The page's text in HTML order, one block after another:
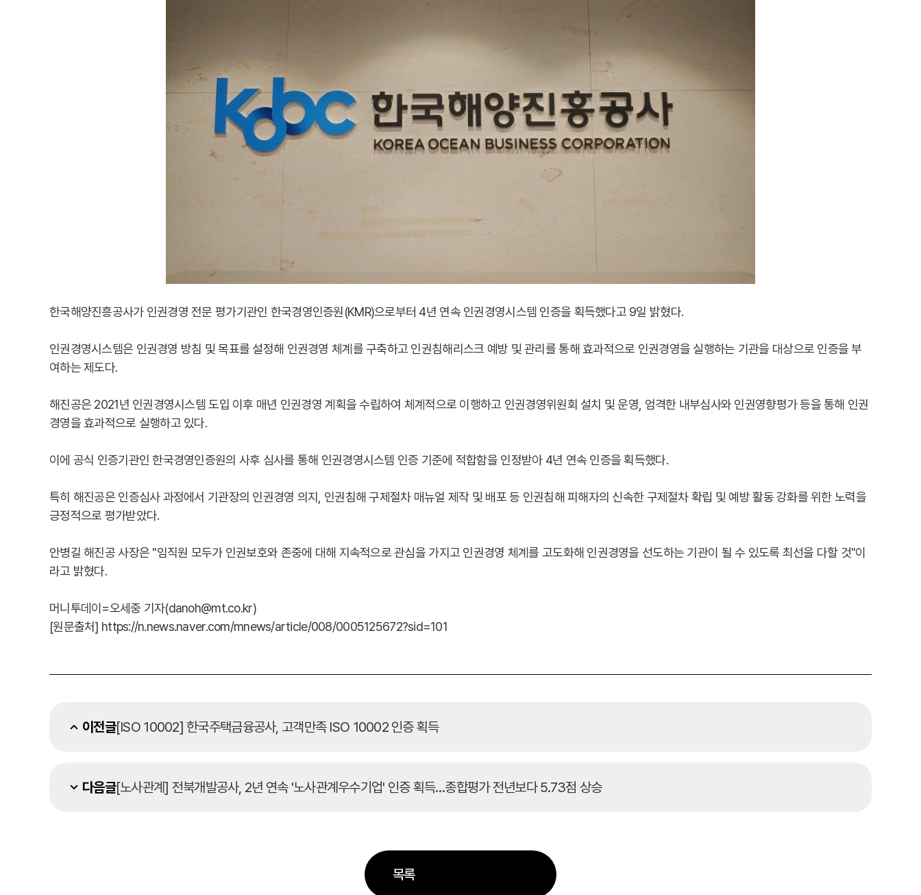
한국해양진흥공사가 인권경영 전문 평가기관인 한국경영인증원(KMR)으로부터 4년 연속 인권경영시스템 인증을 획득했다고 9일 밝혔다.
인권경영시스템은 인권경영 방침 및 목표를 설정해 인권경영 체계를 구축하고 인권침해리스크 예방 및 관리를 통해 효과적으로 인권경영을 실행하는 기관을 대상으로 인증을 부
여하는 제도다.
해진공은 2021년 인권경영시스템 도입 이후 매년 인권경영 계획을 수립하여 체계적으로 이행하고 인권경영위원회 설치 및 운영, 엄격한 내부심사와 인권영향평가 등을 통해 인권
경영을 효과적으로 실행하고 있다.
이에 공식 인증기관인 한국경영인증원의 사후 심사를 통해 인권경영시스템 인증 기준에 적합함을 인정받아 4년 연속 인증을 획득했다.
특히 해진공은 인증심사 과정에서 기관장의 인권경영 의지, 인권침해 구제절차 매뉴얼 제작 및 배포 등 인권침해 피해자의 신속한 구제절차 확립 및 예방 활동 강화를 위한 노력을
긍정적으로 평가받았다.
안병길 해진공 사장은 "임직원 모두가 인권보호와 존중에 대해 지속적으로 관심을 가지고 인권경영 체계를 고도화해 인권경영을 선도하는 기관이 될 수 있도록 최선을 다할 것"이
라고 밝혔다.
머니투데이=오세중 기자(danoh@mt.co.kr)
[원문출처] https://n.news.naver.com/mnews/article/008/0005125672?sid=101
이전글[ISO 10002] 한국주택금융공사, 고객만족 ISO 10002 인증 획득
다음글[노사관계] 전북개발공사, 2년 연속 '노사관계우수기업' 인증 획득…종합평가 전년보다 5.73점 상승
목록